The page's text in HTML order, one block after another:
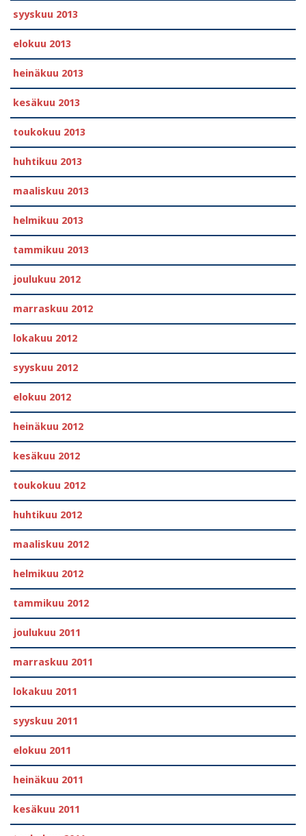
syyskuu 2013
elokuu 2013
heinäkuu 2013
kesäkuu 2013
toukokuu 2013
huhtikuu 2013
maaliskuu 2013
helmikuu 2013
tammikuu 2013
joulukuu 2012
marraskuu 2012
lokakuu 2012
syyskuu 2012
elokuu 2012
heinäkuu 2012
kesäkuu 2012
toukokuu 2012
huhtikuu 2012
maaliskuu 2012
helmikuu 2012
tammikuu 2012
joulukuu 2011
marraskuu 2011
lokakuu 2011
syyskuu 2011
elokuu 2011
heinäkuu 2011
kesäkuu 2011